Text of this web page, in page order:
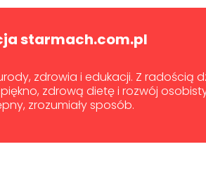
starmach.com.pl
zdrowia i edukacji. Z radością
zdrową dietę i rozwój
zrozumiały sposób.